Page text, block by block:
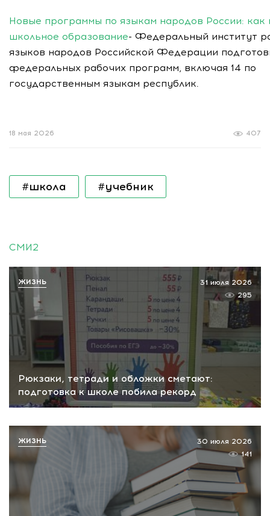
Новые программы по языкам народов России: как
школьное образование- Федеральный институт
языков народов Российской Федерации
федеральных рабочих программ, включая 14 по
государственным языкам республик.
407
18 мая 2026
#школа #учебник
СМИ2
Рюкзаки, тетради и обложки сметают:
подготовка к школе побила рекорд
31 июля 2026
295
ЖИЗНЬ
30 июля 2026
141
ЖИЗНЬ